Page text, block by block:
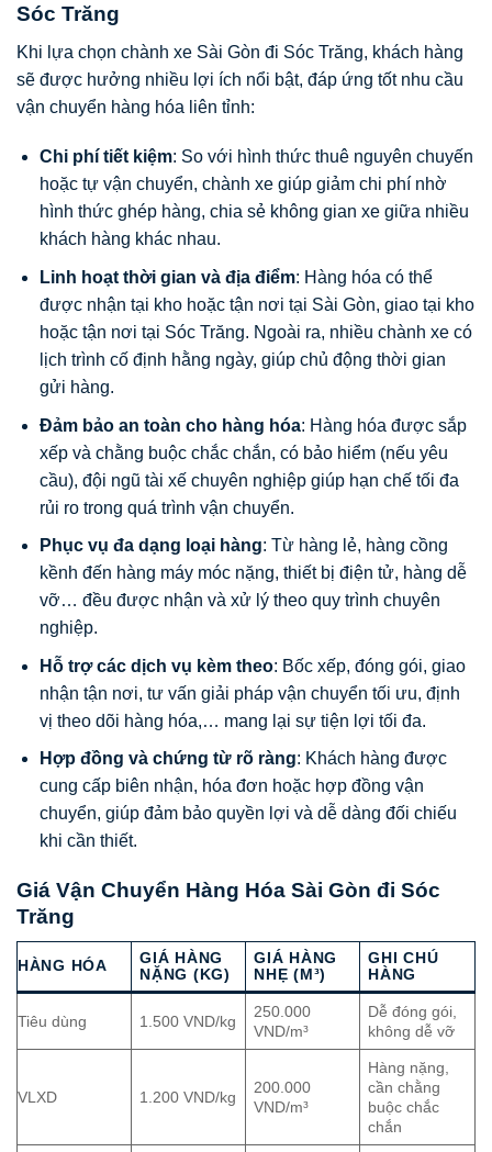
Sóc Trăng
Khi lựa chọn chành xe Sài Gòn đi Sóc Trăng, khách hàng
sẽ được hưởng nhiều lợi ích nổi bật, đáp ứng tốt nhu cầu
vận chuyển hàng hóa liên tỉnh:
Chi phí tiết kiệm: So với hình thức thuê nguyên chuyến
hoặc tự vận chuyển, chành xe giúp giảm chi phí nhờ
hình thức ghép hàng, chia sẻ không gian xe giữa nhiều
khách hàng khác nhau.
Linh hoạt thời gian và địa điểm: Hàng hóa có thể
được nhận tại kho hoặc tận nơi tại Sài Gòn, giao tại kho
hoặc tận nơi tại Sóc Trăng. Ngoài ra, nhiều chành xe có
lịch trình cố định hằng ngày, giúp chủ động thời gian
gửi hàng.
Đảm bảo an toàn cho hàng hóa: Hàng hóa được sắp
xếp và chằng buộc chắc chắn, có bảo hiểm (nếu yêu
cầu), đội ngũ tài xế chuyên nghiệp giúp hạn chế tối đa
rủi ro trong quá trình vận chuyển.
Phục vụ đa dạng loại hàng: Từ hàng lẻ, hàng cồng
kềnh đến hàng máy móc nặng, thiết bị điện tử, hàng dễ
vỡ… đều được nhận và xử lý theo quy trình chuyên
nghiệp.
Hỗ trợ các dịch vụ kèm theo: Bốc xếp, đóng gói, giao
nhận tận nơi, tư vấn giải pháp vận chuyển tối ưu, định
vị theo dõi hàng hóa,… mang lại sự tiện lợi tối đa.
Hợp đồng và chứng từ rõ ràng: Khách hàng được
cung cấp biên nhận, hóa đơn hoặc hợp đồng vận
chuyển, giúp đảm bảo quyền lợi và dễ dàng đối chiếu
khi cần thiết.
Giá Vận Chuyển Hàng Hóa Sài Gòn đi Sóc
Trăng
HÀNG HÓA
GIÁ HÀNG
NẶNG (KG)
GIÁ HÀNG
NHẸ (M³)
GHI CHÚ
HÀNG
Tiêu dùng 1.500 VND/kg
250.000
VND/m³
Dễ đóng gói,
không dễ vỡ
VLXD 1.200 VND/kg
200.000
VND/m³
Hàng nặng,
cần chằng
buộc chắc
chắn